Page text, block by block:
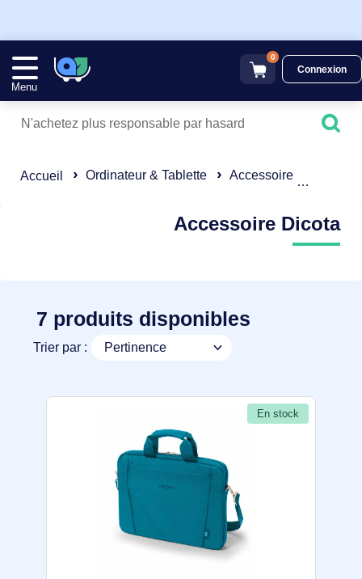
Menu
0
Connexion
Accueil Ordinateur & Tablette Accessoire
Accessoire Dicota
7 produits disponibles
Trier par :
En stock